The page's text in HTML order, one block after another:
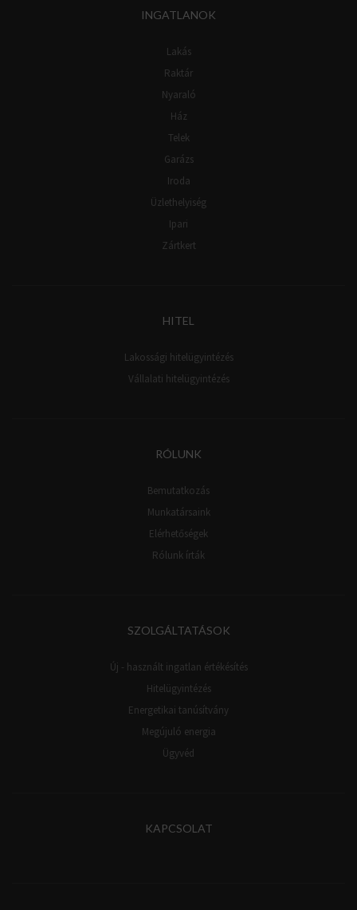
INGATLANOK
Lakás
Raktár
Nyaraló
Ház
Telek
Garázs
Iroda
Üzlethelyiség
Ipari
Zártkert
HITEL
Lakossági hitelügyintézés
Vállalati hitelügyintézés
RÓLUNK
Bemutatkozás
Munkatársaink
Elérhetőségek
Rólunk írták
SZOLGÁLTATÁSOK
Új - használt ingatlan értékésítés
Hitelügyintézés
Energetikai tanúsítvány
Megújuló energia
Ügyvéd
KAPCSOLAT